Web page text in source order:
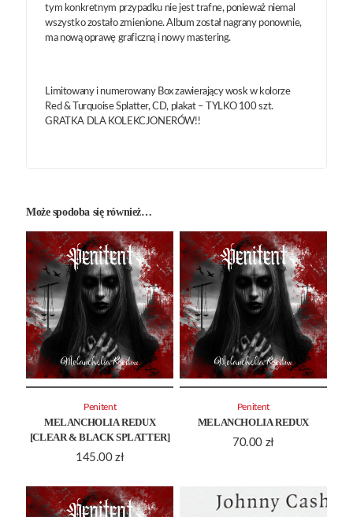
tym konkretnym przypadku nie jest trafne, ponieważ niemal
wszystko zostało zmienione. Album został nagrany ponownie,
ma nową oprawę graficzną i nowy mastering.
Limitowany i numerowany Box zawierający wosk w kolorze
Red & Turquoise Splatter, CD, plakat – TYLKO 100 szt.
GRATKA DLA KOLEKCJONERÓW!!
Może spodoba się również…
MELANCHOLIA REDUX
[CLEAR & BLACK SPLATTER]
145.00 zł
Penitent
MELANCHOLIA REDUX
70.00 zł
Penitent